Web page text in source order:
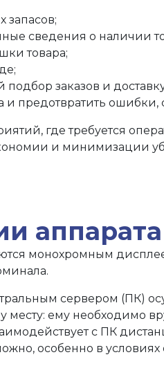
запасов;
сведения о наличии
товара;
заказов и
и предотвратить
где требуется
и минимизации
монохромным
сервером (ПК)
месту: ему необходимо
с ПК
особенно в условиях